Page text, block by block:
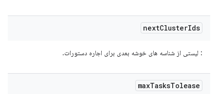
nextClusterIds
: لیستی از شناسه های خوشه بعدی برای اجاره دستورات.
maxTasksTolease